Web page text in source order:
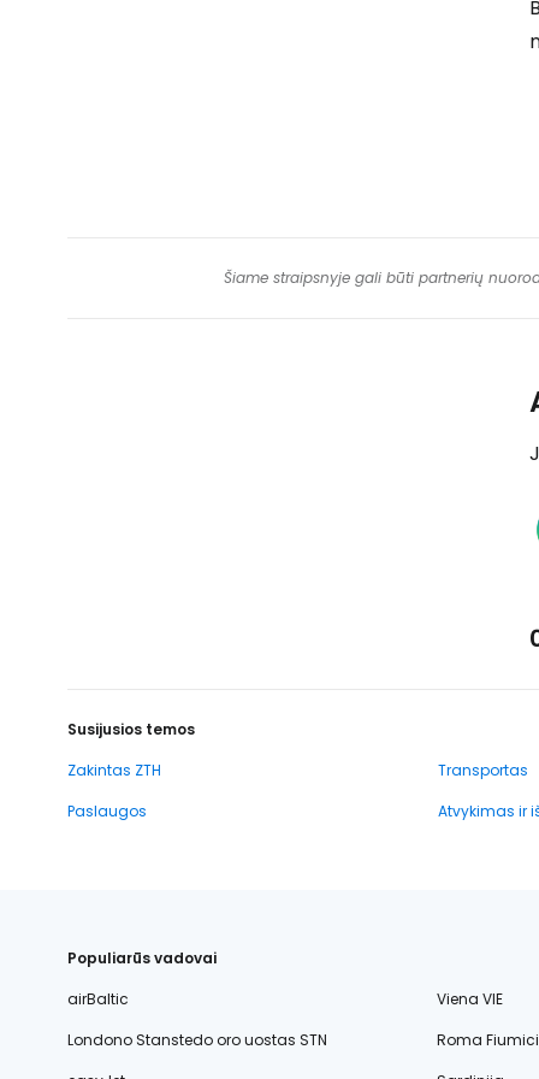
Šiame straipsnyje gali būti partnerių
Susijusios temos
Zakintas ZTH
Transportas
Paslaugos
Atvykimas ir
Populiarūs vadovai
airBaltic
Viena VIE
Londono Stanstedo oro uostas STN
Roma